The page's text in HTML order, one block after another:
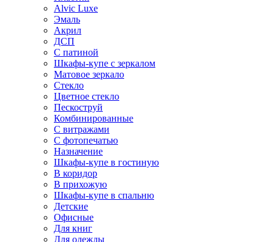
Alvic Luxe
Эмаль
Акрил
ДСП
С патиной
Шкафы-купе с зеркалом
Матовое зеркало
Стекло
Цветное стекло
Пескоструй
Комбинированные
С витражами
С фотопечатью
Назначение
Шкафы-купе в гостиную
В коридор
В прихожую
Шкафы-купе в спальню
Детские
Офисные
Для книг
Для одежды